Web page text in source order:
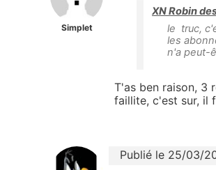
Simplet
XN Robin
le truc,
les
n'a peut-
T'as ben raison, 3
faillite, c'est sur, il
Publié le 25/03/